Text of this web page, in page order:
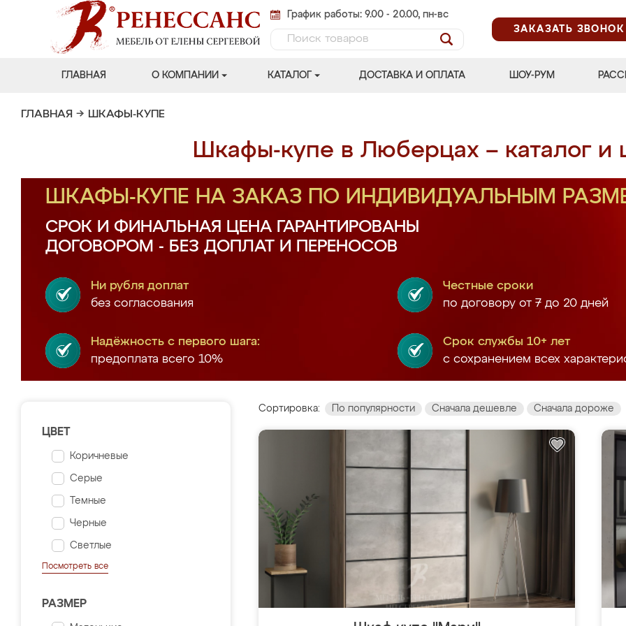
График работы: 9.00 - 20.00, пн-вс
ЗАКАЗАТЬ ЗВОНОК
ГЛАВНАЯ О КОМПАНИИ КАТАЛОГ ДОСТАВКА И ОПЛАТА ШОУ-РУМ
ГЛАВНАЯ → ШКАФЫ-КУПЕ
Шкафы-купе в Люберцах – каталог и
ШКАФЫ-КУПЕ НА ЗАКАЗ ПО ИНДИВИДУАЛЬНЫМ
СРОК И ФИНАЛЬНАЯ ЦЕНА ГАРАНТИРОВАНЫ
ДОГОВОРОМ - БЕЗ ДОПЛАТ И ПЕРЕНОСОВ
Ни рубля доплат
без согласования
Честные сроки
по договору от 7 до 20 дней
Надёжность с первого шага:
предоплата всего 10%
Срок службы 10+ лет
с сохранением всех
ЦВЕТ
Коричневые
Серые
Темные
Черные
Светлые
Посмотреть все
РАЗМЕР
Сортировка: По популярности Сначала дешевле Сначала дороже